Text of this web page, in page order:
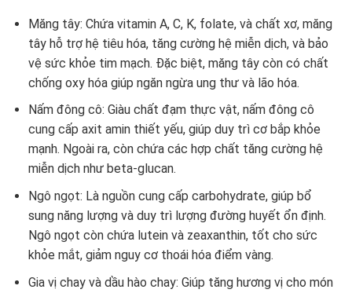
Măng tây: Chứa vitamin A, C, K, folate, và chất xơ, măng
tây hỗ trợ hệ tiêu hóa, tăng cường hệ miễn dịch, và bảo
vệ sức khỏe tim mạch. Đặc biệt, măng tây còn có chất
chống oxy hóa giúp ngăn ngừa ung thư và lão hóa.
Nấm đông cô: Giàu chất đạm thực vật, nấm đông cô
cung cấp axit amin thiết yếu, giúp duy trì cơ bắp khỏe
mạnh. Ngoài ra, còn chứa các hợp chất tăng cường hệ
miễn dịch như beta-glucan.
Ngô ngọt: Là nguồn cung cấp carbohydrate, giúp bổ
sung năng lượng và duy trì lượng đường huyết ổn định.
Ngô ngọt còn chứa lutein và zeaxanthin, tốt cho sức
khỏe mắt, giảm nguy cơ thoái hóa điểm vàng.
Gia vị chay và dầu hào chay: Giúp tăng hương vị cho món